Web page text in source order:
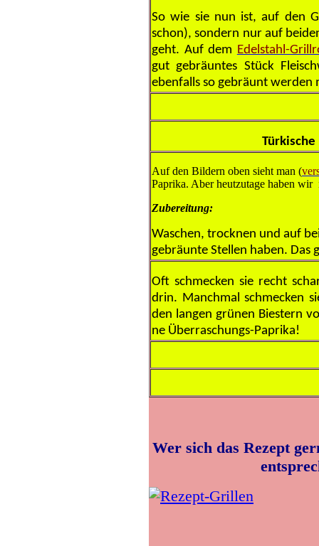
So wie sie nun ist, auf den
schon), sondern nur auf
geht. Auf dem Edelstahl-
gut gebräuntes Stück
ebenfalls so gebräunt werden
Türkische
Auf den Bildern oben sieht man (
Paprika. Aber heutzutage haben
Zubereitung:
Waschen, trocknen und auf
gebräunte Stellen haben. Das
Oft schmecken sie recht
drin. Manchmal schmecken
den langen grünen Biestern
ne Überraschungs-Paprika!
Wer sich das Rezept